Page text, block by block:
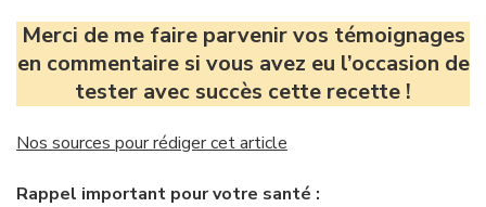
Merci de me faire parvenir vos témoignages
en commentaire si vous avez eu l’occasion de
tester avec succès cette recette !
Nos sources pour rédiger cet article
Rappel important pour votre santé :